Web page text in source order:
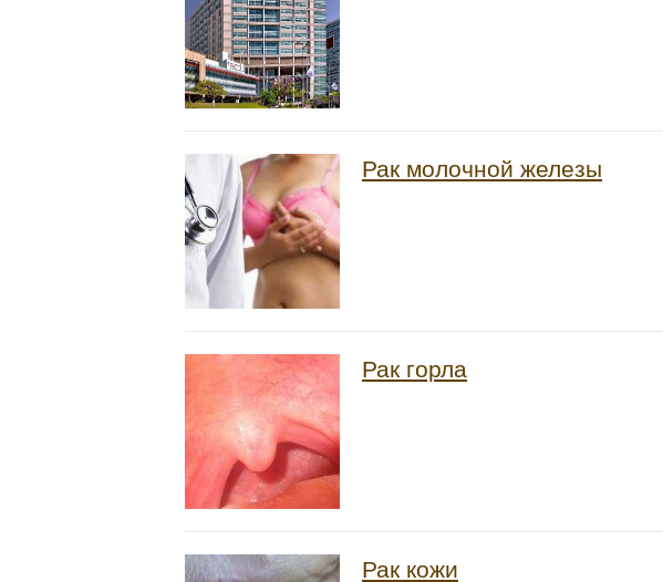
Рак молочной железы
Рак горла
Рак кожи